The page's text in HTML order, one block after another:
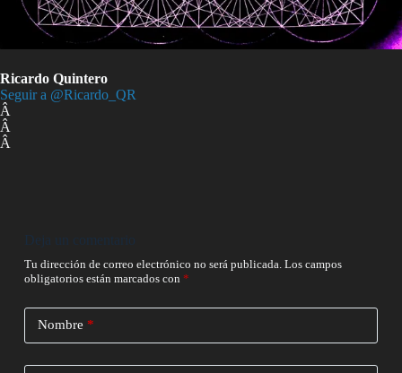
Ricardo Quintero
Seguir a @Ricardo_QR
Â
Â
Â
Deja un comentario
Tu dirección de correo electrónico no será publicada. Los campos
obligatorios están marcados con *
Nombre *